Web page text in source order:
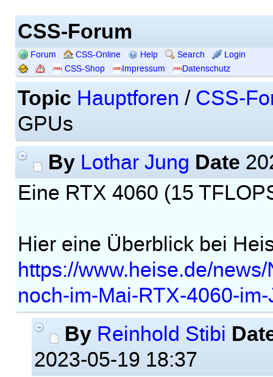
CSS-Forum
Forum CSS-Online Help Search
Login
CSS-Shop
Impressum Datenschutz
Topic Hauptforen / CSS-
GPUs
By Lothar Jung Date
Eine RTX 4060 (15
Hier eine Überblick bei
https://www.heise.de/
noch-im-Mai-RTX-4060-
By Reinhold Stibi
2023-05-19 18:37